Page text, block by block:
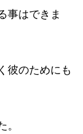
事はできま
彼のためにも